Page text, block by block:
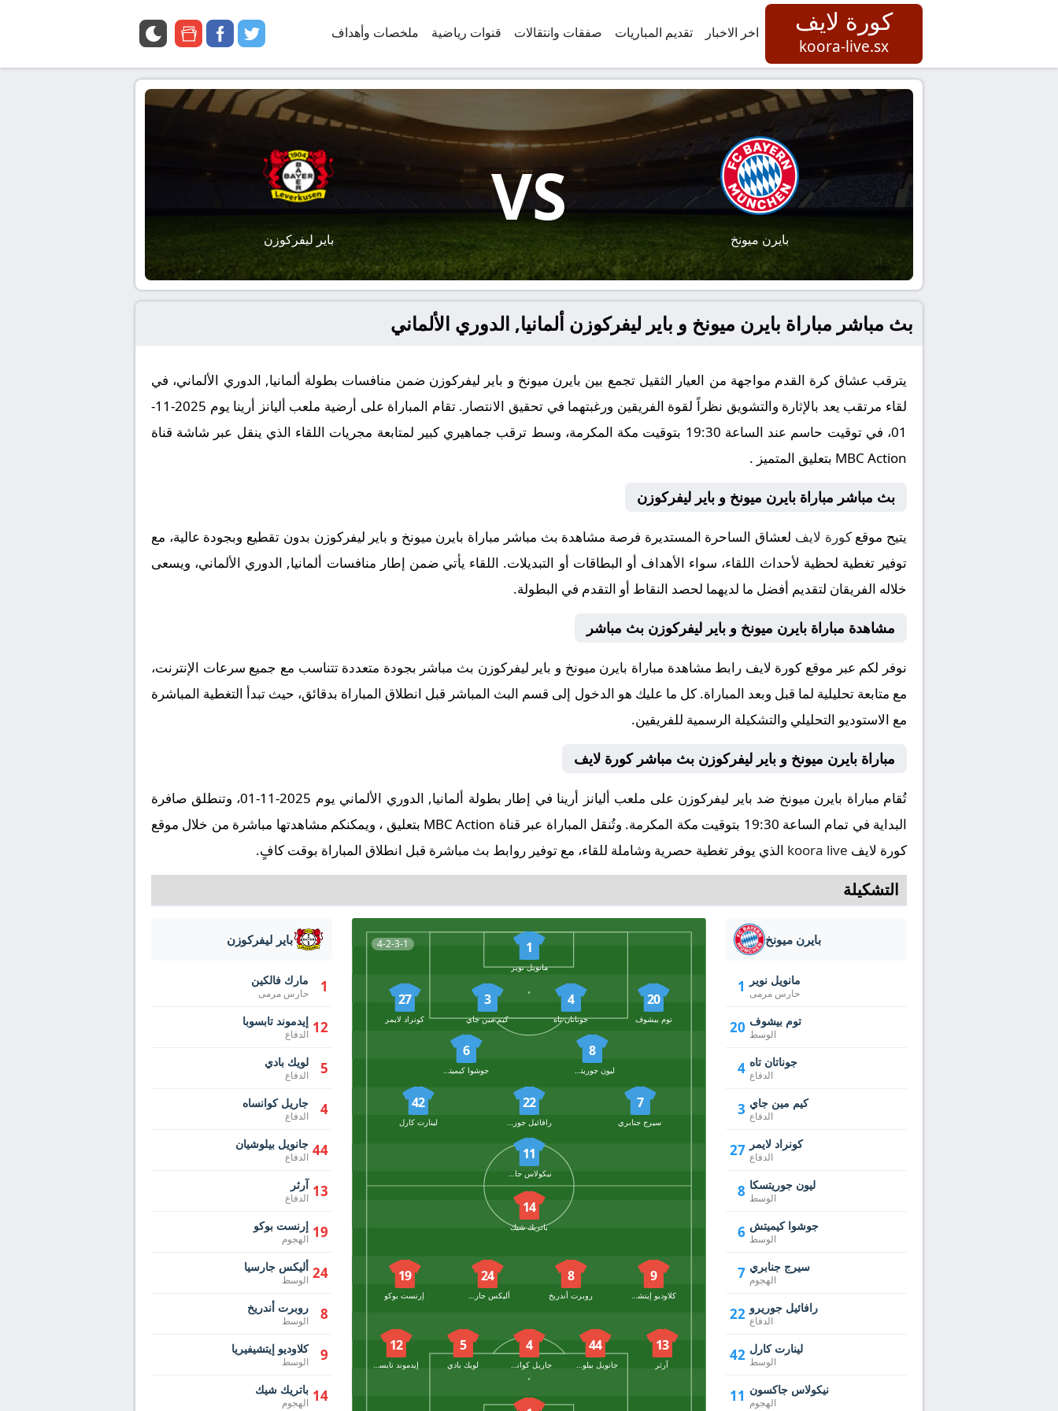
كورة لايف
koora-live.sx
اخر الاخبار تقديم المباريات صفقات وانتقالات قنوات رياضية ملخصات وأهداف twitter
facebook
google
بايرن ميونخ
VS
باير ليفركوزن
بث مباشر مباراة بايرن ميونخ و باير ليفركوزن ألمانيا, الدوري الألماني
يترقب عشاق كرة القدم مواجهة من العيار الثقيل تجمع بين بايرن ميونخ و باير ليفركوزن ضمن منافسات بطولة ألمانيا, الدوري الألماني، في
لقاء مرتقب يعد بالإثارة والتشويق نظراً لقوة الفريقين ورغبتهما في تحقيق الانتصار. تقام المباراة على أرضية ملعب أليانز أرينا يوم 2025-11-
01، في توقيت حاسم عند الساعة 19:30 بتوقيت مكة المكرمة، وسط ترقب جماهيري كبير لمتابعة مجريات اللقاء الذي ينقل عبر شاشة قناة
MBC Action بتعليق المتميز .
بث مباشر مباراة بايرن ميونخ و باير ليفركوزن
يتيح موقعكورة لايف لعشاق الساحرة المستديرة فرصة مشاهدة بث مباشر مباراة بايرن ميونخ و باير ليفركوزن بدون تقطيع وبجودة عالية، مع
توفير تغطية لحظية لأحداث اللقاء، سواء الأهداف أو البطاقات أو التبديلات. اللقاء يأتي ضمن إطار منافسات ألمانيا, الدوري الألماني، ويسعى
خلاله الفريقان لتقديم أفضل ما لديهما لحصد النقاط أو التقدم في البطولة.
مشاهدة مباراة بايرن ميونخ و باير ليفركوزن بث مباشر
نوفر لكم عبر موقع كورة لايف رابط مشاهدة مباراة بايرن ميونخ و باير ليفركوزن بث مباشر بجودة متعددة تتناسب مع جميع سرعات الإنترنت،
مع متابعة تحليلية لما قبل وبعد المباراة. كل ما عليك هو الدخول إلى قسم البث المباشر قبل انطلاق المباراة بدقائق، حيث تبدأ التغطية المباشرة
مع الاستوديو التحليلي والتشكيلة الرسمية للفريقين.
مباراة بايرن ميونخ و باير ليفركوزن بث مباشر كورة لايف
تُقام مباراة بايرن ميونخ ضد باير ليفركوزن على ملعب أليانز أرينا في إطار بطولة ألمانيا, الدوري الألماني يوم 2025-11-01، وتنطلق صافرة
البداية في تمام الساعة 19:30 بتوقيت مكة المكرمة. وتُنقل المباراة عبر قناة MBC Action بتعليق ، ويمكنكم مشاهدتها مباشرة من خلال موقع
كورة لايف koora live الذي يوفر تغطية حصرية وشاملة للقاء، مع توفير روابط بث مباشرة قبل انطلاق المباراة بوقت كافٍ.
التشكيلة
4-2-3-1 1
مانويل نوير
20
توم بيشوف
4
جوناتان تاه
3
كيم مين جاي
27
كونراد لايمر
8
ليون جوريتسكا
6
جوشوا كيميتش
7
سيرج جنابري
22
42
لينارت كارل
11
نيكولاس جاكسون
14
باتريك شيك
9
كلاوديو إيتشيفيريا
8
روبرت أندريخ
24
أليكس جارسيا
19
إرنست بوكو
13
آرثر
44
جانويل بيلوشيان
4
5
لويك بادي
12
بايرن ميونخ
1 مانويل نوير
حارس مرمى
20 توم بيشوف
الوسط
4 جوناتان تاه
الدفاع
3 كيم مين جاي
الدفاع
27 كونراد لايمر
الدفاع
8 ليون جوريتسكا
الوسط
6 جوشوا كيميتش
الوسط
7 سيرج جنابري
الهجوم
22 رافائيل جوريرو
الدفاع
42 لينارت كارل
الوسط
11 نيكولاس جاكسون
الهجوم
باير ليفركوزن
1 مارك فالكين
حارس مرمى
12 إيدموند تابسوبا
الدفاع
5 لويك بادي
الدفاع
4 جاريل كوانساه
الدفاع
44 جانويل بيلوشيان
الدفاع
13 آرثر
الدفاع
19 إرنست بوكو
الهجوم
24 أليكس جارسيا
الوسط
8 روبرت أندريخ
الوسط
9 كلاوديو إيتشيفيريا
الوسط
14 باتريك شيك
الهجوم